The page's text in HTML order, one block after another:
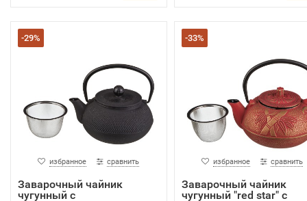
-29%
избранное сравнить
Заварочный чайник
чугунный с
-33%
избранное сравнить
Заварочный чайник
чугунный "red star" с